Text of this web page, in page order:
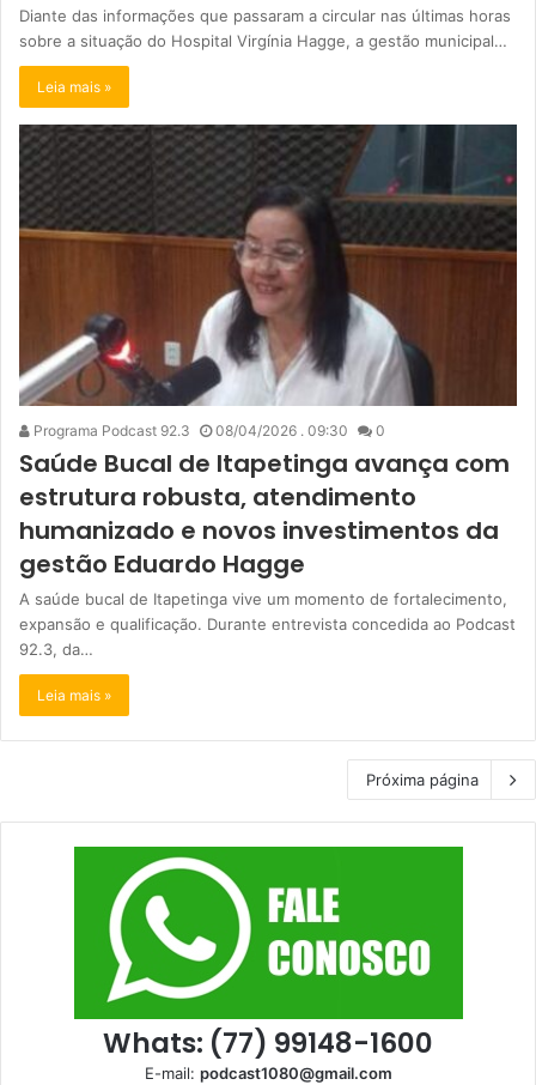
Diante das informações que passaram a circular nas últimas horas
sobre a situação do Hospital Virgínia Hagge, a gestão municipal…
Leia mais »
Programa Podcast 92.3 08/04/2026 . 09:30 0
Saúde Bucal de Itapetinga avança com
estrutura robusta, atendimento
humanizado e novos investimentos da
gestão Eduardo Hagge
A saúde bucal de Itapetinga vive um momento de fortalecimento,
expansão e qualificação. Durante entrevista concedida ao Podcast
92.3, da…
Leia mais »
Próxima página
Whats: (77) 99148-1600
E-mail: podcast1080@gmail.com